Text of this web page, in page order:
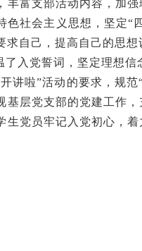
丰富支部活动内容，加
色社会主义思想，坚定“
求自己，提高自己的思想
了入党誓词，坚定理想
讲啦”活动的要求，规
基层党支部的党建工作
生党员牢记入党初心，